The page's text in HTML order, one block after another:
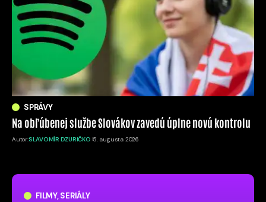
FILMY, SERIÁLY
SPRÁVY
Na obľúbenej službe Slovákov zavedú úplne novú kontrolu
Autor:SLAVOMÍR DZURIČKO 5. augusta 2026